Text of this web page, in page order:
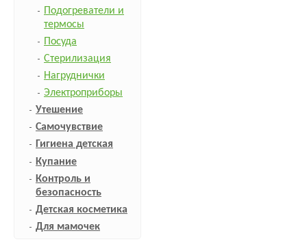
Подогреватели и
термосы
Посуда
Стерилизация
Нагруднички
Электроприборы
Утешение
Самочувствие
Гигиена детская
Купание
Контроль и
безопасность
Детская косметика
Для мамочек